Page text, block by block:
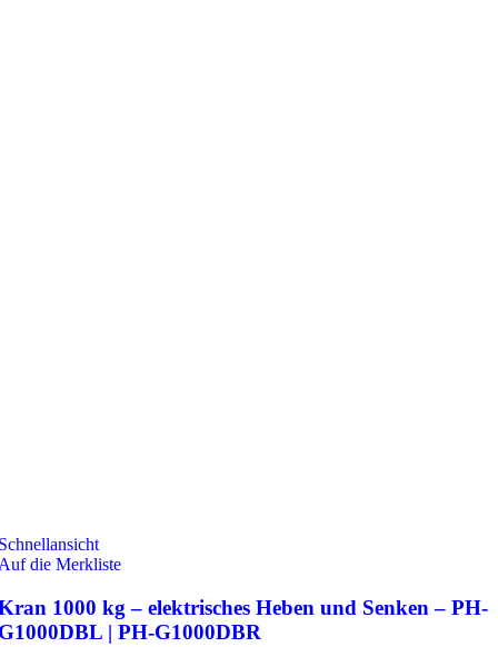
die Merkliste
1000 kg – elektrisches Heben und Senken – PH-
| PH-G1000DBR